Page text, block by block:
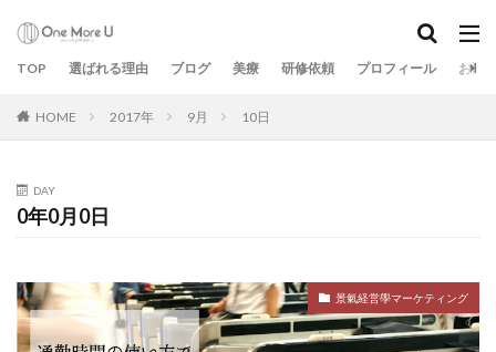
TOP 選ばれる理由 ブログ 美療 研修依頼 プロフィール お問
HOME 2017年 9月 10日
DAY
0年0月0日
景氣経営學マーケティング